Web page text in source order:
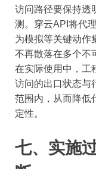
访问路径要保持透
测。穿云API将代
为模拟等关键动作
不再散落在多个不
在实际使用中，工
访问的出口状态与
范围内，从而降低
定性。
七、实施